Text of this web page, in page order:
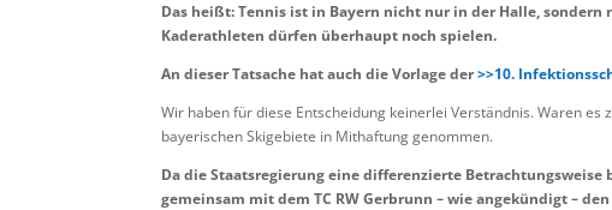
Das heißt: Tennis ist in Bayern nicht nur in der Halle,
Kaderathleten dürfen überhaupt noch spielen.
An dieser Tatsache hat auch die Vorlage der>>10.
Wir haben für diese Entscheidung keinerlei Verständnis. Waren
bayerischen Skigebiete in Mithaftung genommen.
Da die Staatsregierung eine differenzierte
gemeinsam mit dem TC RW Gerbrunn – wie angekündigt –